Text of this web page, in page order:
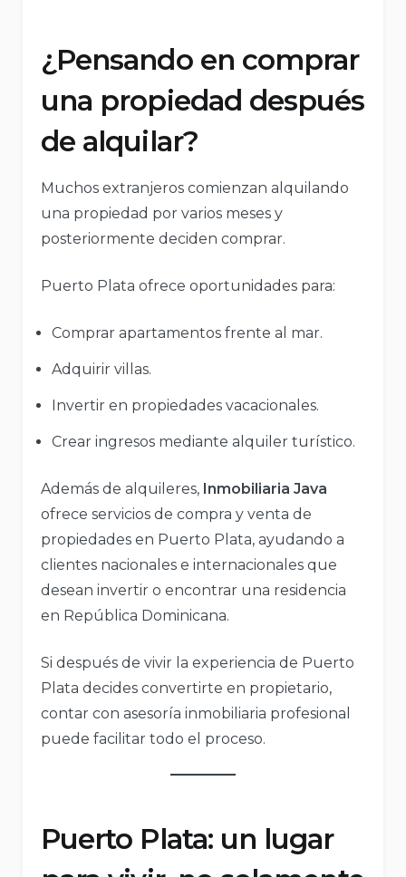
¿Pensando en comprar
una propiedad después
de alquilar?
Muchos extranjeros comienzan alquilando
una propiedad por varios meses y
posteriormente deciden comprar.
Puerto Plata ofrece oportunidades para:
Comprar apartamentos frente al mar.
Adquirir villas.
Invertir en propiedades vacacionales.
Crear ingresos mediante alquiler turístico.
Además de alquileres, Inmobiliaria Java
ofrece servicios de compra y venta de
propiedades en Puerto Plata, ayudando a
clientes nacionales e internacionales que
desean invertir o encontrar una residencia
en República Dominicana.
Si después de vivir la experiencia de Puerto
Plata decides convertirte en propietario,
contar con asesoría inmobiliaria profesional
puede facilitar todo el proceso.
Puerto Plata: un lugar